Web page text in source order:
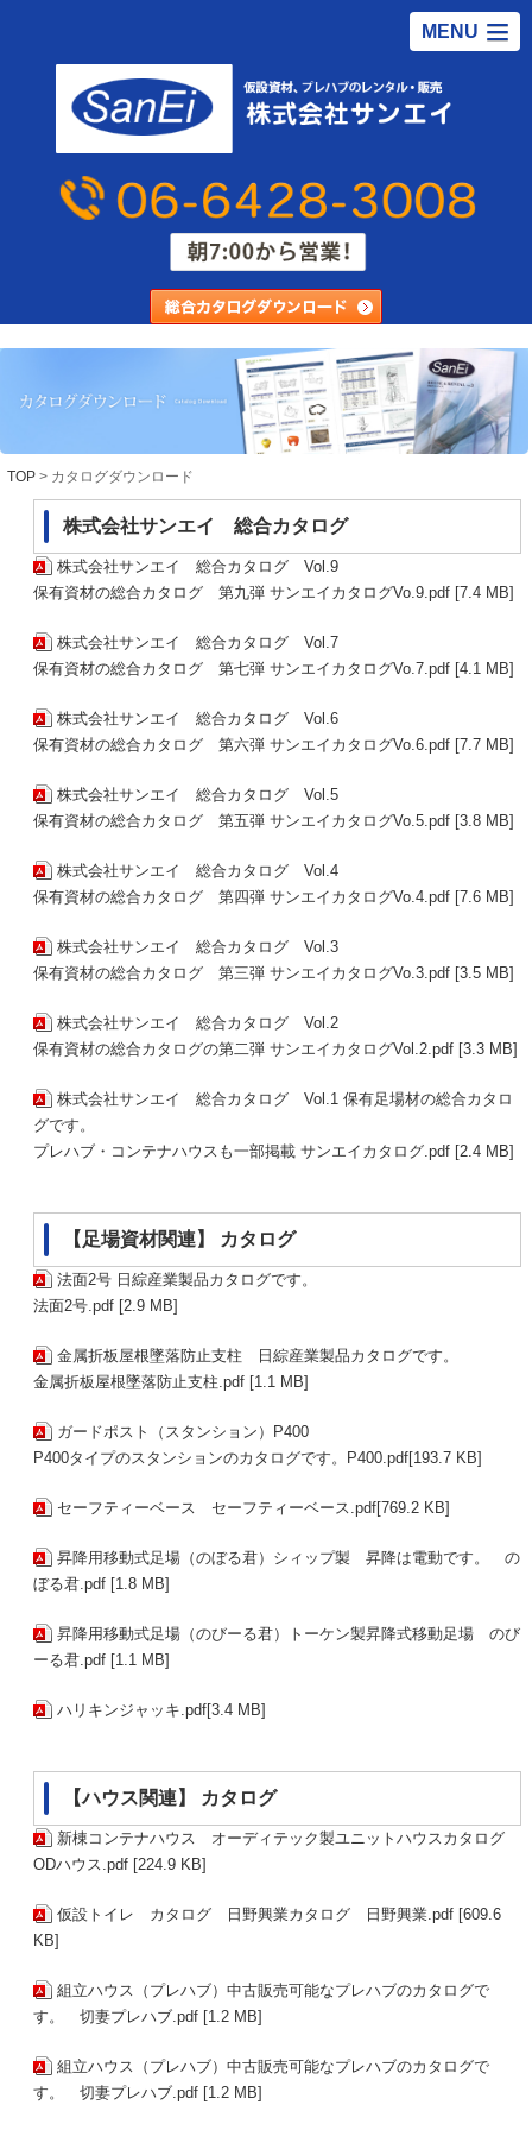
MENU
TOP > カタログダウンロード
株式会社サンエイ 総合カタログ
株式会社サンエイ 総合カタログ Vol.9
保有資材の総合カタログ 第九弾 サンエイカタログVo.9.pdf [7.4 MB]
株式会社サンエイ 総合カタログ Vol.7
保有資材の総合カタログ 第七弾 サンエイカタログVo.7.pdf [4.1 MB]
株式会社サンエイ 総合カタログ Vol.6
保有資材の総合カタログ 第六弾 サンエイカタログVo.6.pdf [7.7 MB]
株式会社サンエイ 総合カタログ Vol.5
保有資材の総合カタログ 第五弾 サンエイカタログVo.5.pdf [3.8 MB]
株式会社サンエイ 総合カタログ Vol.4
保有資材の総合カタログ 第四弾 サンエイカタログVo.4.pdf [7.6 MB]
株式会社サンエイ 総合カタログ Vol.3
保有資材の総合カタログ 第三弾 サンエイカタログVo.3.pdf [3.5 MB]
株式会社サンエイ 総合カタログ Vol.2
保有資材の総合カタログの第二弾 サンエイカタログVol.2.pdf [3.3 MB]
株式会社サンエイ 総合カタログ Vol.1 保有足場材の総合カタロ
グです。
プレハブ・コンテナハウスも一部掲載 サンエイカタログ.pdf [2.4 MB]
【足場資材関連】 カタログ
法面2号 日綜産業製品カタログです。
法面2号.pdf [2.9 MB]
金属折板屋根墜落防止支柱 日綜産業製品カタログです。
金属折板屋根墜落防止支柱.pdf [1.1 MB]
ガードポスト（スタンション）P400
P400タイプのスタンションのカタログです。P400.pdf[193.7 KB]
セーフティーベース セーフティーベース.pdf[769.2 KB]
昇降用移動式足場（のぼる君）シィップ製 昇降は電動です。 の
ぼる君.pdf [1.8 MB]
昇降用移動式足場（のびーる君）トーケン製昇降式移動足場 のび
ーる君.pdf [1.1 MB]
ハリキンジャッキ.pdf[3.4 MB]
【ハウス関連】 カタログ
新棟コンテナハウス オーディテック製ユニットハウスカタログ
ODハウス.pdf [224.9 KB]
仮設トイレ カタログ 日野興業カタログ 日野興業.pdf [609.6
KB]
組立ハウス（プレハブ）中古販売可能なプレハブのカタログで
す。 切妻プレハブ.pdf [1.2 MB]
組立ハウス（プレハブ）中古販売可能なプレハブのカタログで
す。 切妻プレハブ.pdf [1.2 MB]